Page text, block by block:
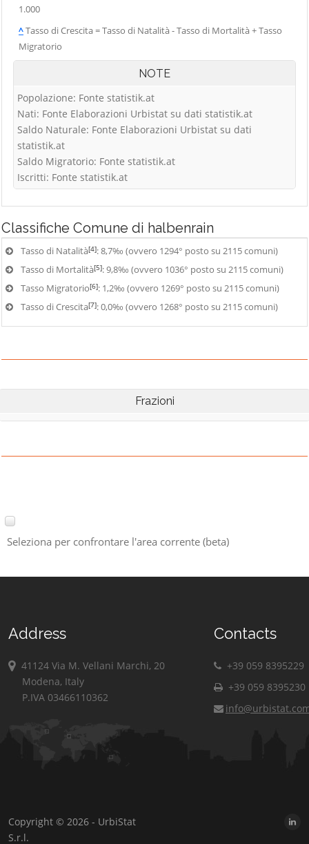
1.000
^Tasso di Crescita = Tasso di Natalità - Tasso di Mortalità + Tasso
Migratorio
NOTE
Popolazione: Fonte statistik.at
Nati: Fonte Elaborazioni Urbistat su dati statistik.at
Saldo Naturale: Fonte Elaborazioni Urbistat su dati
statistik.at
Saldo Migratorio: Fonte statistik.at
Iscritti: Fonte statistik.at
Classifiche Comune di halbenrain
Tasso di Natalità[4]: 8,7‰ (ovvero 1294° posto su 2115 comuni)
Tasso di Mortalità[5]: 9,8‰ (ovvero 1036° posto su 2115 comuni)
Tasso Migratorio[6]: 1,2‰ (ovvero 1269° posto su 2115 comuni)
Tasso di Crescita[7]: 0,0‰ (ovvero 1268° posto su 2115 comuni)
Frazioni
Seleziona per confrontare l'area corrente (beta)
Address
41124 Via M. Vellani Marchi, 20
Modena, Italy
P.IVA 03466110362
Contacts
+39 059 8395229
+39 059 8395230
Copyright © 2026 - UrbiStat
S.r.l.